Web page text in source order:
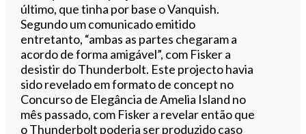
último, que tinha por base o Vanquish.
Segundo um comunicado emitido
entretanto, “ambas as partes chegaram a
acordo de forma amigável”, com Fisker a
desistir do Thunderbolt. Este projecto havia
sido revelado em formato de concept no
Concurso de Elegância de Amelia Island no
mês passado, com Fisker a revelar então que
o Thunderbolt poderia ser produzido caso